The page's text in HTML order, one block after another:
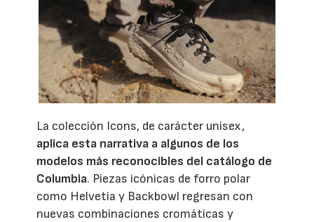
La colección Icons, de carácter unisex,
aplica esta narrativa a algunos de los
modelos más reconocibles del catálogo de
Columbia. Piezas icónicas de forro polar
como Helvetia y Backbowl regresan con
nuevas combinaciones cromáticas y